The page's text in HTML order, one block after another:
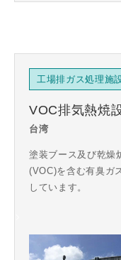
工場排ガス処理施
VOC排気熱焼
台湾
塗装ブース及び乾燥
(VOC)を含む有臭ガ
しています。